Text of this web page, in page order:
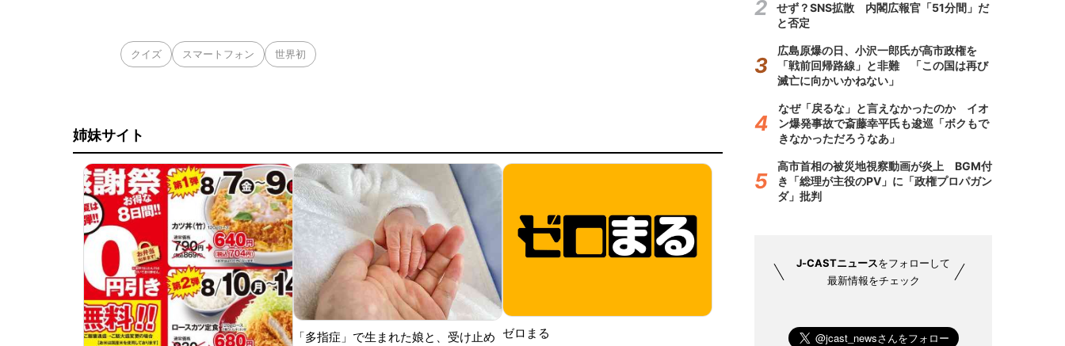
クイズ スマートフォン 世界初
姉妹サイト
「多指症」で生まれた娘と、受け止め ゼロまる
せず？SNS拡散 内閣広報官「51分間」だ
と否定
広島原爆の日、小沢一郎氏が高市政権を
「戦前回帰路線」と非難 「この国は再び
滅亡に向かいかねない」
なぜ「戻るな」と言えなかったのか イオ
ン爆発事故で斎藤幸平氏も逡巡「ボクもで
きなかっただろうなあ」
高市首相の被災地視察動画が炎上 BGM付
き「総理が主役のPV」に「政権プロパガン
ダ」批判
J-CASTニュースをフォローして
最新情報をチェック